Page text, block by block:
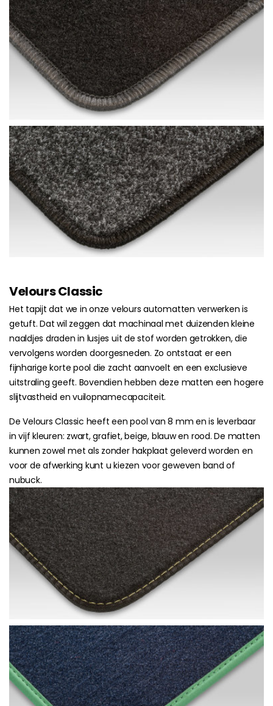
Velours Classic
Het tapijt dat we in onze velours automatten verwerken is
getuft. Dat wil zeggen dat machinaal met duizenden kleine
naaldjes draden in lusjes uit de stof worden getrokken, die
vervolgens worden doorgesneden. Zo ontstaat er een
fijnharige korte pool die zacht aanvoelt en een exclusieve
uitstraling geeft. Bovendien hebben deze matten een hogere
slijtvastheid en vuilopnamecapaciteit.
De Velours Classic heeft een pool van 8 mm en is leverbaar
in vijf kleuren: zwart, grafiet, beige, blauw en rood. De matten
kunnen zowel met als zonder hakplaat geleverd worden en
voor de afwerking kunt u kiezen voor geweven band of
nubuck.